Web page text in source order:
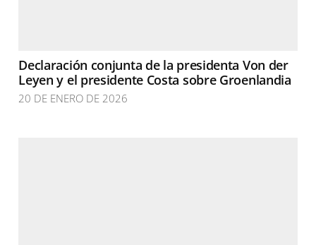
Declaración conjunta de la presidenta Von der
Leyen y el presidente Costa sobre Groenlandia
20 DE ENERO DE 2026